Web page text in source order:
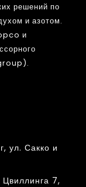
решений по
и азотом.
и
ул. Сакко и
Цвиллинга 7,